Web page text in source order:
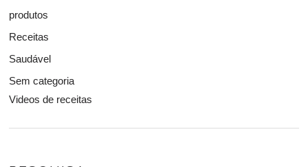
produtos
Receitas
Saudável
Sem categoria
Videos de receitas